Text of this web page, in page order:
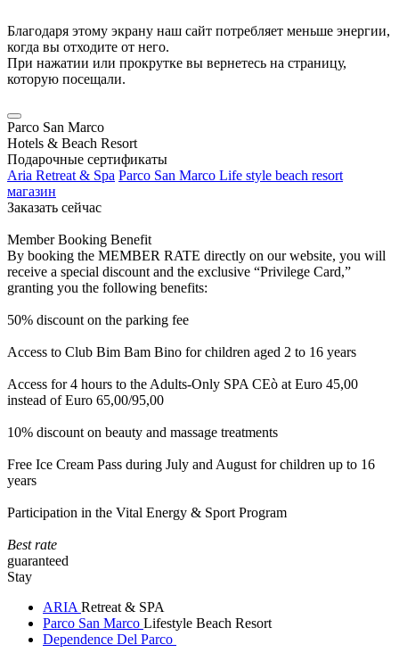
Благодаря этому экрану наш сайт потребляет меньше энергии,
когда вы отходите от него.
При нажатии или прокрутке вы вернетесь на страницу,
которую посещали.
Parco San Marco
Hotels & Beach Resort
Подарочные сертификаты
Aria Retreat & Spa Parco San Marco Life style beach resort
магазин
Заказать сейчас
Member Booking Benefit
By booking the MEMBER RATE directly on our website, you will
receive a special discount and the exclusive “Privilege Card,”
granting you the following benefits:
50% discount on the parking fee
Access to Club Bim Bam Bino for children aged 2 to 16 years
Access for 4 hours to the Adults-Only SPA CEò at Euro 45,00
instead of Euro 65,00/95,00
10% discount on beauty and massage treatments
Free Ice Cream Pass during July and August for children up to 16
years
Participation in the Vital Energy & Sport Program
Best rate
guaranteed
Stay
ARIA Retreat & SPA
Parco San Marco Lifestyle Beach Resort
Dependence Del Parco